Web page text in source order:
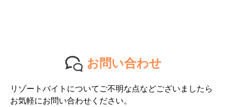
お問い合わせ
リゾートバイトについてご不明な点などございましたら
お気軽にお問い合わせください。